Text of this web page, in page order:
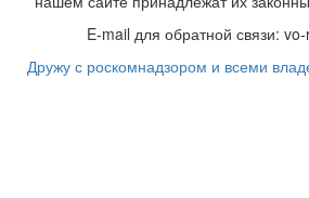
E-mail для обратной связи:
Дружу с роскомнадзором и всеми